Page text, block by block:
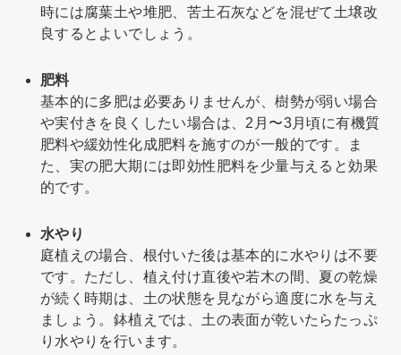
時には腐葉土や堆肥、苦土石灰などを混ぜて土壌改
良するとよいでしょう。
肥料
基本的に多肥は必要ありませんが、樹勢が弱い場合
や実付きを良くしたい場合は、2月〜3月頃に有機質
肥料や緩効性化成肥料を施すのが一般的です。ま
た、実の肥大期には即効性肥料を少量与えると効果
的です。
水やり
庭植えの場合、根付いた後は基本的に水やりは不要
です。ただし、植え付け直後や若木の間、夏の乾燥
が続く時期は、土の状態を見ながら適度に水を与え
ましょう。鉢植えでは、土の表面が乾いたらたっぷ
り水やりを行います。